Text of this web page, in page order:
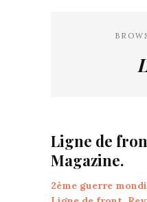
Ligne de
Magazine.
2ème guerre